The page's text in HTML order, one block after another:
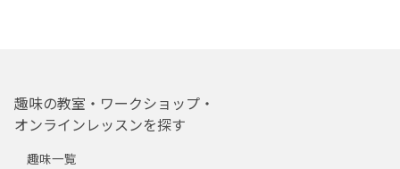
趣味の教室・ワークショップ・
オンラインレッスンを探す
趣味一覧